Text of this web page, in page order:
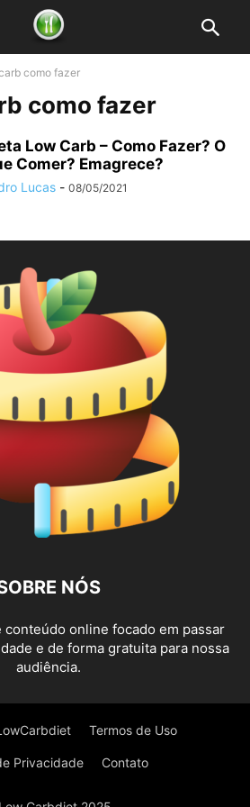
como fazer
como fazer
Low Carb – Como Fazer? O
Comer? Emagrece?
Lucas - 08/05/2021
NÓS
conteúdo online focado em passar
e de forma gratuita para nossa
audiência.
Termos de Uso
Privacidade Contato